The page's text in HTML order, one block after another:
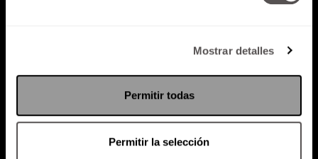
Mostrar detalles
Permitir todas
Permitir la selección
Política de Privacidad
PODCAST RADIO MARTHA EVENTOS
SACA TU ID